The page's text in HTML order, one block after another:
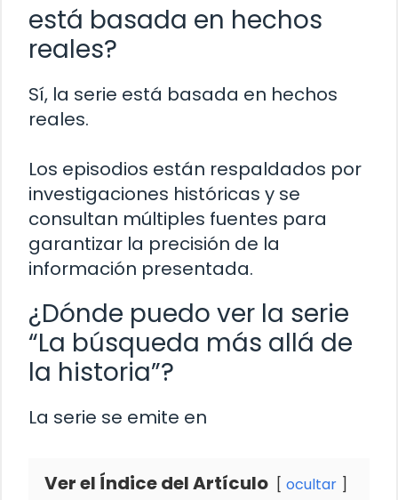
está basada en hechos
reales?
Sí, la serie está basada en hechos
reales.
Los episodios están respaldados por
investigaciones históricas y se
consultan múltiples fuentes para
garantizar la precisión de la
información presentada.
¿Dónde puedo ver la serie
“La búsqueda más allá de
la historia”?
La serie se emite en
Ver el Índice del Artículo ocultar